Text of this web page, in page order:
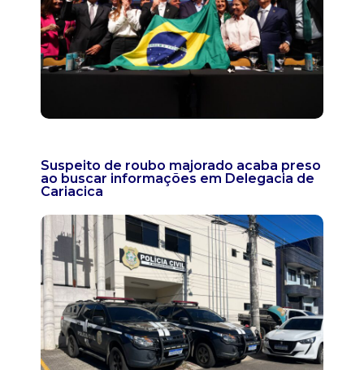
Suspeito de roubo majorado acaba preso
ao buscar informações em Delegacia de
Cariacica